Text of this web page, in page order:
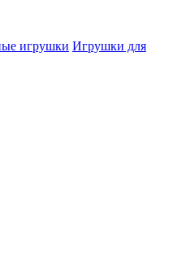
игрушки Игрушки для